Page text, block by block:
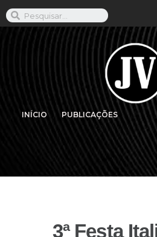
INÍCIO PUBLICAÇÕES
3ª Festa